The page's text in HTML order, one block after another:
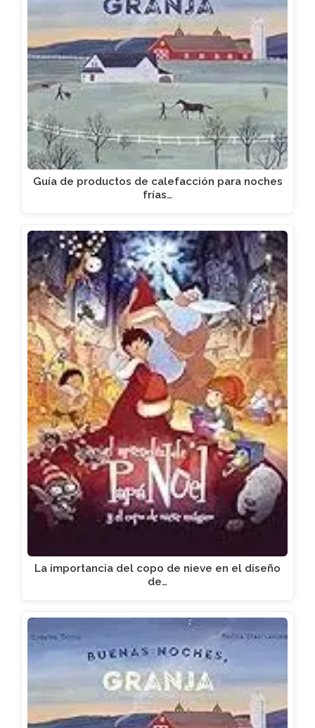
Guía de productos de calefacción para noches
frías…
La importancia del copo de nieve en el diseño
de…